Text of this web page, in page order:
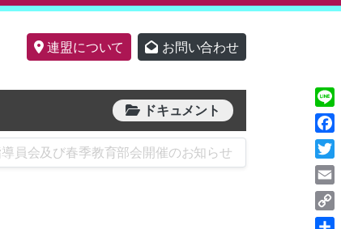
連盟について お問い合わせ
ドキュメント
員会及び春季教育部会開催のお知らせ
Line